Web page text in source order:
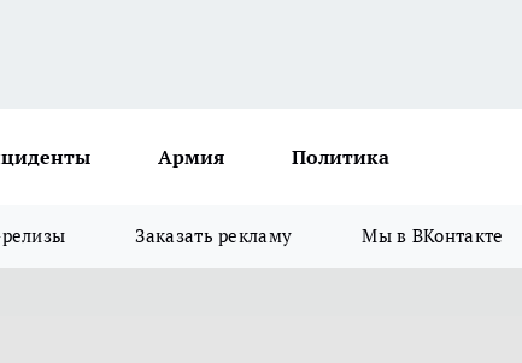
Армия Политика
Заказать рекламу Мы в ВКонтакте